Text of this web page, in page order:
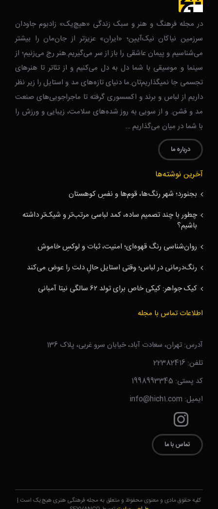
در مجله فرهنگ و هنر و سبک زندگی‌ «هیچ‌یک» زادبوم جاودان
سرزمین نیاکان نیک‌‌‌آیین؛ «ایران» عزیزتر از جان‌مان را بیشتر
می‌شناسیم و پیمان عاشقی را باز از سر می‌گیریم.هنر رج می‌زنیم؛ از
سینما و موسیقی با شما دل به دل می‌کنیم و از تئاتر تا هنرهای
تجسمی جا نمیگذاریم‌تان.ما دنیای تازه‌های مد و استایل را زیر نظر
داریم از لباس و برند و اکسسوری گرفته تا ماجراجویی‌های صنعت
مد و فشن. و از سویی به روز شده‌های سلامت، زیبایی و ورزش را
با شما در میان می‌گذاریم …
درباره ما
آخرین نوشته‌ها
بجنورد؛ شهر رنگ‌ها، قوم‌ها و نفسِ کوهستان
چطور با چند تصمیم ساده، کمد لباسی مرتب‌تر و شیک‌تر داشته
باشیم؟
روان‌شناسی رنگ قهوه‌ای؛ امنیت، ثبات و لوکسِ خاموش
رنگ‌درمانی در لباس؛ وقتی استایل حالِ دلت را عوض می‌کند
کیک جواهر: کیکی خاص برای تولد ۶۲ سالگی نیتا آمبانی
اطلاعات تماس با مجله
آدرس: تهران، سعادت آباد، خیابان سرو غربی، پلاک 136
تلفن: 22382416
کد پستی: 1998993345
ایمیل: info@hich1.com
تماس با ما
کلیه حقوق مادی و معنوی محفوظ و متعلق به مجله فرهنگی هنری هیچ‌یک است.|